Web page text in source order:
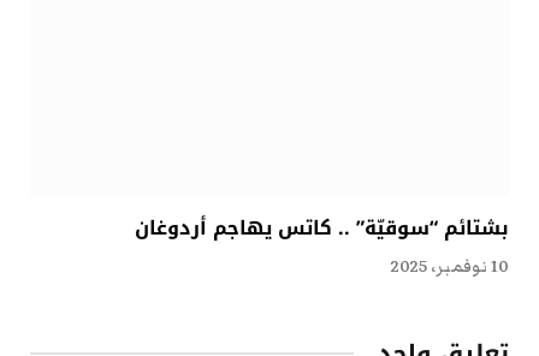
بشتائم “سوقيّة” .. كاتس يهاجم أردوغان
10 نوفمبر، 2025